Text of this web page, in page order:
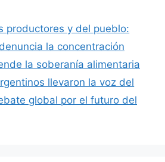
productores y del pueblo:
la concentración
la soberanía alimentaria
llevaron la voz del
global por el futuro del